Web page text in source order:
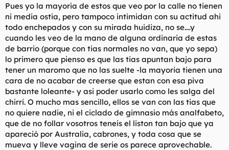
Pues yo la mayoria de estos que veo por la calle no tienen
ni media ostia, pero tampoco intimidan con su actitud ahi
todo enchepados y con su mirada huidiza, no se....y
cuando les veo de la mano de alguna ordinaria de estas
de barrio (porque con tias normales no van, que yo sepa)
lo primero que pienso es que las tias apuntan bajo para
tener un maromo que no las suelte -la mayoria tienen una
cara de no acabar de creerse que estan con esa piva
bastante loleante- y asi poder usarlo como les salga del
chirri. O mucho mas sencillo, ellos se van con las tias que
no quiere nadie, ni el ciclado de gimnasio más analfabeto,
que de no follar vosotros teneis el liston tan bajo que ya
apareció por Australia, cabrones, y toda cosa que se
mueva y lleve vagina de serie os parece aprovechable.